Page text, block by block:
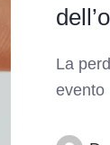
La
evento